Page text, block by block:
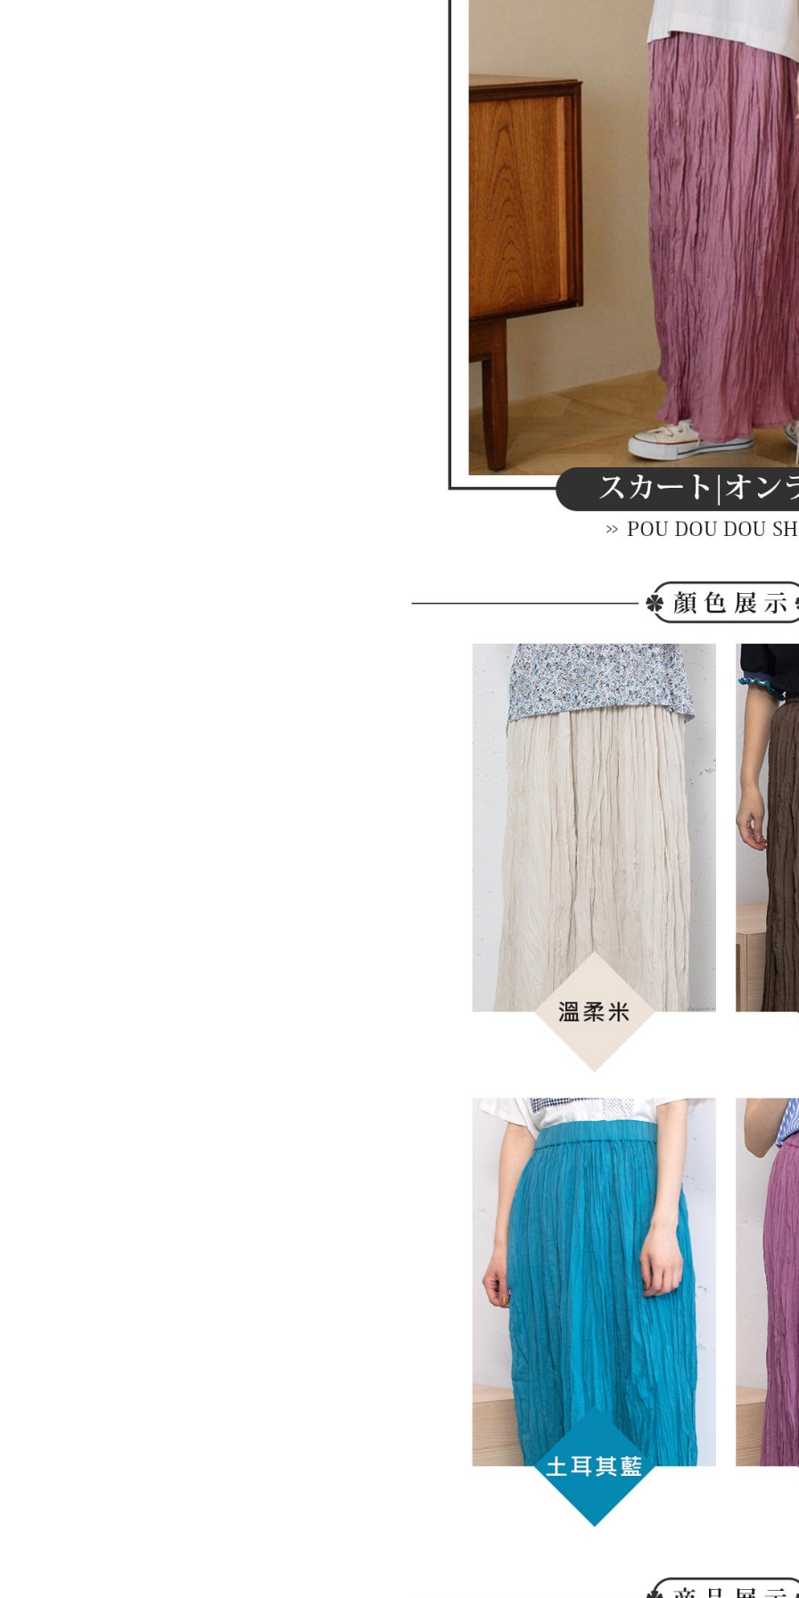
AFTEE公
明』をご
AFTEEの
なります
延滞納金
後見人の
個人情報
を行使し
を、必要
AFTEEに
意いただ